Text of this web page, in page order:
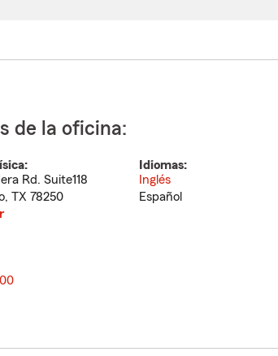
de la oficina:
Rd. Suite118
, TX 78250
Idiomas:
Inglés
Español